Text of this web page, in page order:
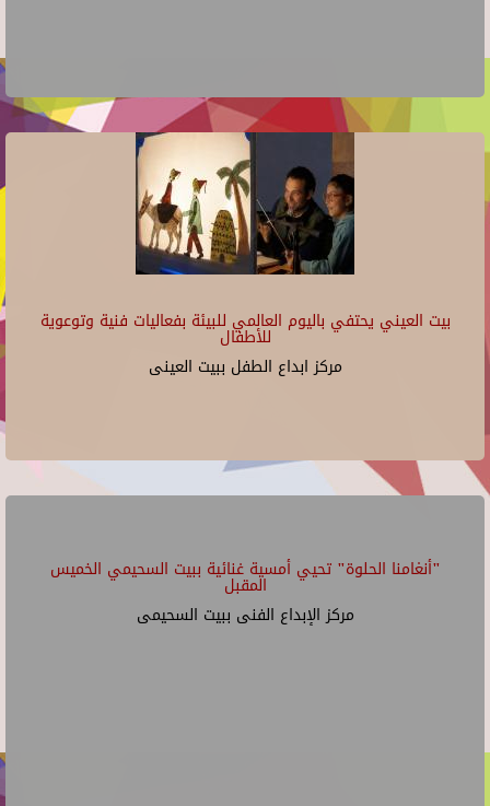
بيت العيني يحتفي باليوم العالمي للبيئة بفعاليات فنية وتوعوية
للأطفال
مركز ابداع الطفل ببيت العينى
"أنغامنا الحلوة" تحيي أمسية غنائية ببيت السحيمي الخميس
المقبل
مركز الإبداع الفنى ببيت السحيمى